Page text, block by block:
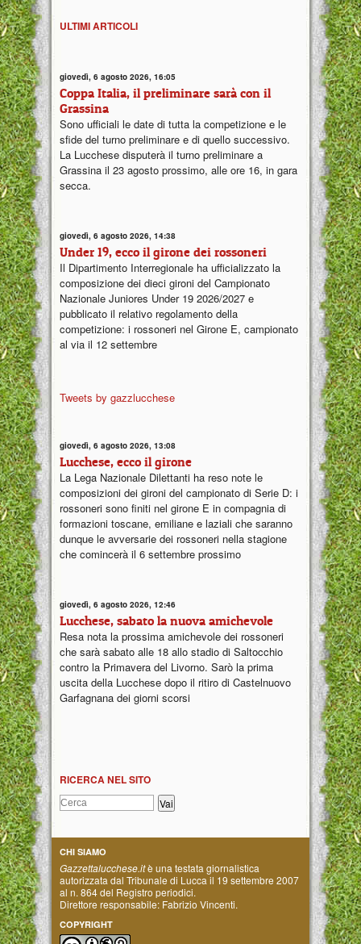
ULTIMI ARTICOLI
giovedì, 6 agosto 2026, 16:05
Coppa Italia, il preliminare sarà con il
Grassina
Sono ufficiali le date di tutta la competizione e le
sfide del turno preliminare e di quello successivo.
La Lucchese disputerà il turno preliminare a
Grassina il 23 agosto prossimo, alle ore 16, in gara
secca.
giovedì, 6 agosto 2026, 14:38
Under 19, ecco il girone dei rossoneri
Il Dipartimento Interregionale ha ufficializzato la
composizione dei dieci gironi del Campionato
Nazionale Juniores Under 19 2026/2027 e
pubblicato il relativo regolamento della
competizione: i rossoneri nel Girone E, campionato
al via il 12 settembre
Tweets by gazzlucchese
giovedì, 6 agosto 2026, 13:08
Lucchese, ecco il girone
La Lega Nazionale Dilettanti ha reso note le
composizioni dei gironi del campionato di Serie D: i
rossoneri sono finiti nel girone E in compagnia di
formazioni toscane, emiliane e laziali che saranno
dunque le avversarie dei rossoneri nella stagione
che comincerà il 6 settembre prossimo
giovedì, 6 agosto 2026, 12:46
Lucchese, sabato la nuova amichevole
Resa nota la prossima amichevole dei rossoneri
che sarà sabato alle 18 allo stadio di Saltocchio
contro la Primavera del Livorno. Sarò la prima
uscita della Lucchese dopo il ritiro di Castelnuovo
Garfagnana dei giorni scorsi
RICERCA NEL SITO
CHI SIAMO
Gazzettalucchese.itè una testata giornalistica
autorizzata dal Tribunale di Lucca il 19 settembre 2007
al n. 864 del Registro periodici.
Direttore responsabile: Fabrizio Vincenti.
COPYRIGHT